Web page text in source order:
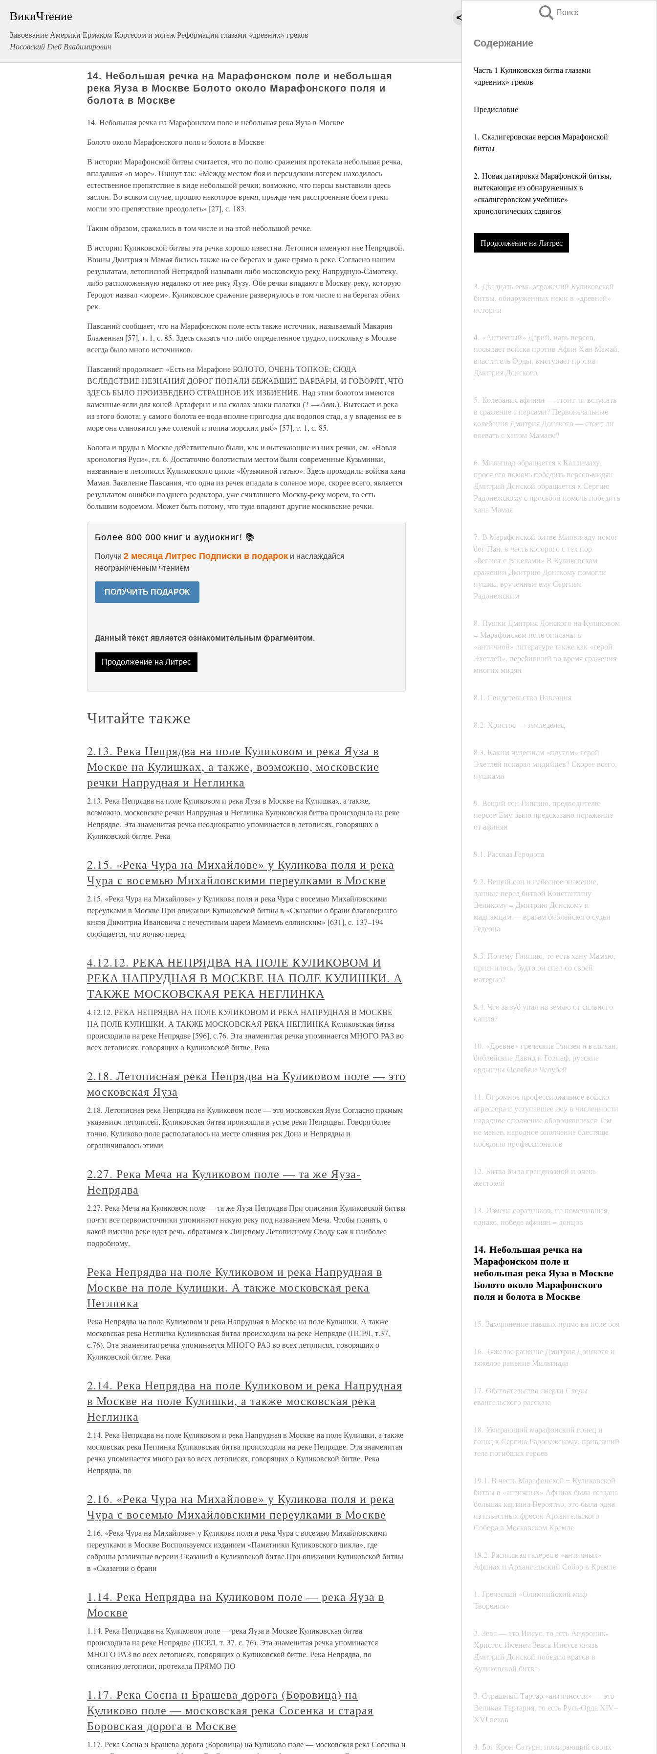
ВикиЧтение
Завоевание Америки Ермаком-Кортесом и мятеж Реформации глазами «древних» греков
Носовский Глеб Владимирович
Поиск
Содержание
Часть 1 Куликовская битва глазами
«древних» греков
Предисловие
1. Скалигеровская версия Марафонской
битвы
2. Новая датировка Марафонской битвы,
вытекающая из обнаруженных в
«скалигеровском учебнике»
хронологических сдвигов
Продолжение на Литрес
3. Двадцать семь отражений Куликовской
битвы, обнаруженных нами в «древней»
истории
4. «Античный» Дарий, царь персов,
посылает войска против Афин Хан Мамай,
властитель Орды, выступает против
Дмитрия Донского
5. Колебания афинян — стоит ли вступать
в сражение с персами? Первоначальные
колебания Дмитрия Донского — стоит ли
воевать с ханом Мамаем?
6. Мильтиад обращается к Каллимаху,
прося его помочь победить персов-мидян
Дмитрий Донской обращается к Сергию
Радонежскому с просьбой помочь победить
хана Мамая
7. В Марафонской битве Мильтиаду помог
бог Пан, в честь которого с тех пор
«бегают с факелами» В Куликовском
сражении Дмитрию Донскому помогли
пушки, врученные ему Сергием
Радонежским
8. Пушки Дмитрия Донского на Куликовом
= Марафонском поле описаны в
«античной» литературе также как «герой
Эхетлей», перебивший во время сражения
многих мидян
8.1. Свидетельство Павсания
8.2. Христос — земледелец
8.3. Каким чудесным «плугом» герой
Эхетлей покарал мидийцев? Скорее всего,
пушками
9. Вещий сон Гиппию, предводителю
персов Ему было предсказано поражение
от афинян
9.1. Рассказ Геродота
9.2. Вещий сон и небесное знамение,
данные перед битвой Константину
Великому = Дмитрию Донскому и
мадиамцам — врагам библейского судьи
Гедеона
9.3. Почему Гиппию, то есть хану Мамаю,
приснилось, будто он спал со своей
матерью?
9.4. Что за зуб упал на землю от сильного
кашля?
10. «Древне»-греческие Эпизел и великан,
библейские Давид и Голиаф, русские
ордынцы Ослябя и Челубей
11. Огромное профессиональное войско
агрессора и уступавшее ему в численности
народное ополчение оборонявшихся Тем
не менее, народное ополчение блестяще
победило профессионалов
12. Битва была грандиозной и очень
жестокой
13. Измена соратников, не помешавшая,
однако, победе афинян = донцов
14. Небольшая речка на
Марафонском поле и
небольшая река Яуза в Москве
Болото около Марафонского
поля и болота в Москве
15. Захоронение павших прямо на поле боя
16. Тяжелое ранение Дмитрия Донского и
тяжелое ранение Мильтиада
17. Обстоятельства смерти Следы
евангельского рассказа
18. Умирающий марафонский гонец и
гонец к Сергию Радонежскому, привезший
тела погибших героев
19.1. В честь Марафонской = Куликовской
битвы в «античных» Афинах была создана
большая картина Вероятно, это была одна
из известных фресок Архангельского
Собора в Московском Кремле
19.2. Расписная галерея в «античных»
Афинах и Архангельский Собор в Кремле
1. Греческий «Олимпийский миф
Творения»
2. Зевс — это Иисус, то есть Андроник-
Христос Именем Зевса-Иисуса князь
Дмитрий Донской победил врагов в
Куликовской битве
3. Страшный Тартар «античности» — это
Великая Тартария, то есть Русь-Орда XIV–
XVI веков
4. Бог Крон-Сатурн, пожирающий своих
14. Небольшая речка на Марафонском поле и небольшая
река Яуза в Москве Болото около Марафонского поля и
болота в Москве
14. Небольшая речка на Марафонском поле и небольшая река Яуза в Москве
Болото около Марафонского поля и болота в Москве
В истории Марафонской битвы считается, что по полю сражения протекала небольшая речка,
впадавшая «в море». Пишут так: «Между местом боя и персидским лагерем находилось
естественное препятствие в виде небольшой речки; возможно, что персы выставили здесь
заслон. Во всяком случае, прошло некоторое время, прежде чем расстроенные боем греки
могли это препятствие преодолеть» [27], с. 183.
Таким образом, сражались в том числе и на этой небольшой речке.
В истории Куликовской битвы эта речка хорошо известна. Летописи именуют нее Непрядвой.
Воины Дмитрия и Мамая бились также на ее берегах и даже прямо в реке. Согласно нашим
результатам, летописной Непрядвой называли либо московскую реку Напрудную-Самотеку,
либо расположенную недалеко от нее реку Яузу. Обе речки впадают в Москву-реку, которую
Геродот назвал «морем». Куликовское сражение развернулось в том числе и на берегах обеих
рек.
Павсаний сообщает, что на Марафонском поле есть также источник, называемый Макария
Блаженная [57], т. 1, с. 85. Здесь сказать что-либо определенное трудно, поскольку в Москве
всегда было много источников.
Павсаний продолжает: «Есть на Марафоне БОЛОТО, ОЧЕНЬ ТОПКОЕ; СЮДА
ВСЛЕДСТВИЕ НЕЗНАНИЯ ДОРОГ ПОПАЛИ БЕЖАВШИЕ ВАРВАРЫ, И ГОВОРЯТ, ЧТО
ЗДЕСЬ БЫЛО ПРОИЗВЕДЕНО СТРАШНОЕ ИХ ИЗБИЕНИЕ. Над этим болотом имеются
каменные ясли для коней Артаферна и на скалах знаки палатки (? —Авт.). Вытекает и река
из этого болота; у самого болота ее вода вполне пригодна для водопоя стад, а у впадения ее в
море она становится уже соленой и полна морских рыб» [57], т. 1, с. 85.
Болота и пруды в Москве действительно были, как и вытекающие из них речки, см. «Новая
хронология Руси», гл. 6. Достаточно болотистым местом были современные Кузьминки,
названные в летописях Куликовского цикла «Кузьминой гатью». Здесь проходили войска хана
Мамая. Заявление Павсания, что одна из речек впадала в соленое море, скорее всего, является
результатом ошибки позднего редактора, уже считавшего Москву-реку морем, то есть
большим водоемом. Может быть потому, что туда впадают другие московские речки.
Более 800 000 книг и аудиокниг! 📚
Получи 2 месяца Литрес Подписки в подарок и наслаждайся
неограниченным чтением
ПОЛУЧИТЬ ПОДАРОК
Данный текст является ознакомительным фрагментом.
Продолжение на Литрес
Читайте также
2.13. Река Непрядва на поле Куликовом и река Яуза в
Москве на Кулишках, а также, возможно, московские
речки Напрудная и Неглинка
2.13. Река Непрядва на поле Куликовом и река Яуза в Москве на Кулишках, а также,
возможно, московские речки Напрудная и Неглинка Куликовская битва происходила на реке
Непрядве. Эта знаменитая речка неоднократно упоминается в летописях, говорящих о
Куликовской битве. Река
2.15. «Река Чура на Михайлове» у Куликова поля и река
Чура с восемью Михайловскими переулками в Москве
2.15. «Река Чура на Михайлове» у Куликова поля и река Чура с восемью Михайловскими
переулками в Москве При описании Куликовской битвы в «Сказании о брани благовернаго
князя Димитриа Ивановича с нечестивым царем Мамаемъ еллинским» [631], с. 137–194
сообщается, что ночью перед
4.12.12. РЕКА НЕПРЯДВА НА ПОЛЕ КУЛИКОВОМ И
РЕКА НАПРУДНАЯ В МОСКВЕ НА ПОЛЕ КУЛИШКИ. А
ТАКЖЕ МОСКОВСКАЯ РЕКА НЕГЛИНКА
4.12.12. РЕКА НЕПРЯДВА НА ПОЛЕ КУЛИКОВОМ И РЕКА НАПРУДНАЯ В МОСКВЕ
НА ПОЛЕ КУЛИШКИ. А ТАКЖЕ МОСКОВСКАЯ РЕКА НЕГЛИНКА Куликовская битва
происходила на реке Непрядве [596], с.76. Эта знаменитая речка упоминается МНОГО РАЗ во
всех летописях, говорящих о Куликовской битве. Река
2.18. Летописная река Непрядва на Куликовом поле — это
московская Яуза
2.18. Летописная река Непрядва на Куликовом поле — это московская Яуза Согласно прямым
указаниям летописей, Куликовская битва произошла в устье реки Непрядвы. Говоря более
точно, Куликово поле располагалось на месте слияния рек Дона и Непрядвы и
ограничивалось этими
2.27. Река Меча на Куликовом поле — та же Яуза-
Непрядва
2.27. Река Меча на Куликовом поле — та же Яуза-Непрядва При описании Куликовской битвы
почти все первоисточники упоминают некую реку под названием Меча. Чтобы понять, о
какой именно реке идет речь, обратимся к Лицевому Летописному Своду как к наиболее
подробному,
Река Непрядва на поле Куликовом и река Напрудная в
Москве на поле Кулишки. А также московская река
Неглинка
Река Непрядва на поле Куликовом и река Напрудная в Москве на поле Кулишки. А также
московская река Неглинка Куликовская битва происходила на реке Непрядве (ПСРЛ, т.37,
с.76). Эта знаменитая речка упоминается МНОГО РАЗ во всех летописях, говорящих о
Куликовской битве. Река
2.14. Река Непрядва на поле Куликовом и река Напрудная
в Москве на поле Кулишки, а также московская река
Неглинка
2.14. Река Непрядва на поле Куликовом и река Напрудная в Москве на поле Кулишки, а также
московская река Неглинка Куликовская битва происходила на реке Непрядве. Эта знаменитая
речка упоминается много раз во всех летописях, говорящих о Куликовской битве. Река
Непрядва, по
2.16. «Река Чура на Михайлове» у Куликова поля и река
Чура с восемью Михайловскими переулками в Москве
2.16. «Река Чура на Михайлове» у Куликова поля и река Чура с восемью Михайловскими
переулками в Москве Воспользуемся изданием «Памятники Куликовского цикла», где
собраны различные версии Сказаний о Куликовской битве.При описании Куликовской битвы
в «Сказании о брани
1.14. Река Непрядва на Куликовом поле — река Яуза в
Москве
1.14. Река Непрядва на Куликовом поле — река Яуза в Москве Куликовская битва
происходила на реке Непрядве (ПСРЛ, т. 37, с. 76). Эта знаменитая речка упоминается
МНОГО РАЗ во всех летописях, говорящих о Куликовской битве. Река Непрядва, по
описанию летописи, протекала ПРЯМО ПО
1.17. Река Сосна и Брашева дорога (Боровица) на
Куликово поле — московская река Сосенка и старая
Боровская дорога в Москве
1.17. Река Сосна и Брашева дорога (Боровица) на Куликово поле — московская река Сосенка и